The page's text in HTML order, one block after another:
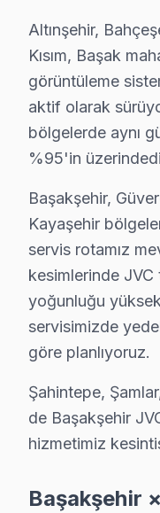
Yaşlı bireyler,
Orta yaş grubu
Genç kuşak ise
Başakşehir’in
JVC modellerinin
JVC Arıza
Başakşehir'de
1.Ekran
2.Yazılım
3. Backlight Sorunu
4. Anakart
Başakşehir’deki
Başakşehir
Altınşehir'de JVC
Altınşehir,
Kısım, Başak
görüntüleme
aktif olarak
bölgelerde aynı
%95'in
Başakşehir,
Kayaşehir
servis rotamız
kesimlerinde JVC
yoğunluğu
servisimizde
göre planlıyoruz.
Şahintepe,
de Başakşehir
hizmetimiz
Başakşehir